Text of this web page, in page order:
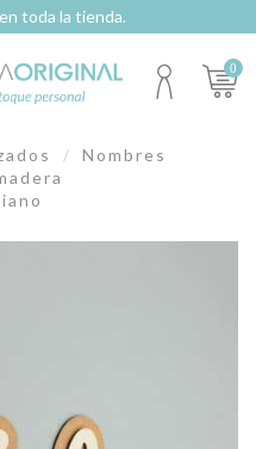
toda la tienda.
0
Nombres